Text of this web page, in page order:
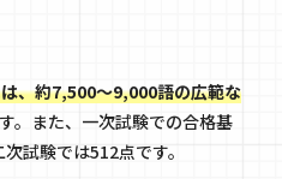
、約7,500〜9,000語の広範な
。また、一次試験での合格基
試験では512点です。